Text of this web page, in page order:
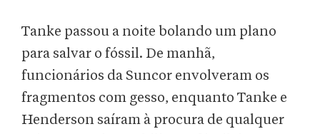
Tanke passou a noite bolando um plano
para salvar o fóssil. De manhã,
funcionários da Suncor envolveram os
fragmentos com gesso, enquanto Tanke e
Henderson saíram à procura de qualquer